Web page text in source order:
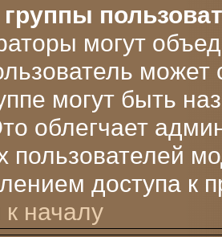
группы
могут
может
могут быть
облегчает
пользователей
доступа к
началу